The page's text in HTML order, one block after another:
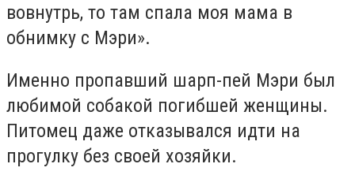
вовнутрь, то там спала моя мама в
обнимку с Мэри».
Именно пропавший шарп-пей Мэри был
любимой собакой погибшей женщины.
Питомец даже отказывался идти на
прогулку без своей хозяйки.